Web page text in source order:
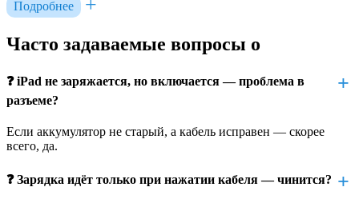
– механическая нагрузка на разъём (постоянное давление,
использование во время зарядки)
– попадание пыли, грязи, ворсинок внутрь разъема
окисляет контакты)
– неудачная чистка иголкой, зубочисткой или другими
подручными средствами
лет)
Чем опасно откладывать ремонт
Подробнее
Часто задаваемые вопросы о
❓ iPad не заряжается, но включается — проблема в
разъеме?
Если аккумулятор не старый, а кабель исправен — скорее
всего, да.
❓ Зарядка идёт только при нажатии кабеля — чинится?